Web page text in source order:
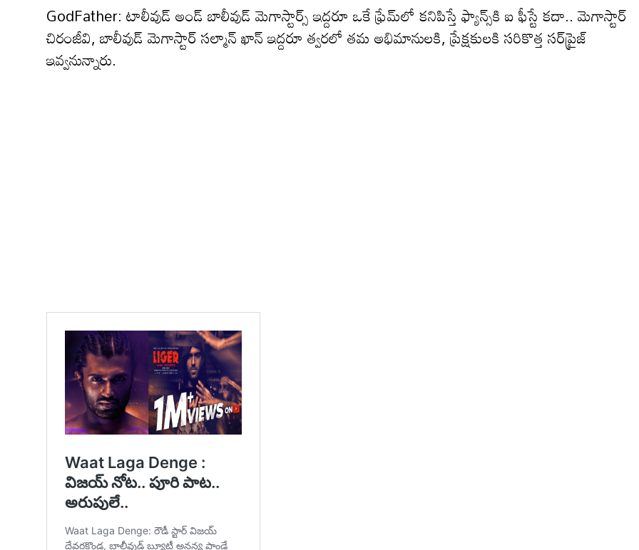
GodFather: టాలీవుడ్ అండ్ బాలీవుడ్ మెగాస్టార్స్ ఇద్దరూ ఒకే ఫ్రేమ్‌లో కనిపిస్తే ఫ్యాన్స్‌కి ఐ ఫీస్టే కదా.. మెగాస్టార్
చిరంజీవి, బాలీవుడ్ మెగాస్టార్ సల్మాన్ ఖాన్ ఇద్దరూ త్వరలో తమ అభిమానులకి, ప్రేక్షకులకి సరికొత్త సర్‌ప్రైజ్
ఇవ్వనున్నారు.